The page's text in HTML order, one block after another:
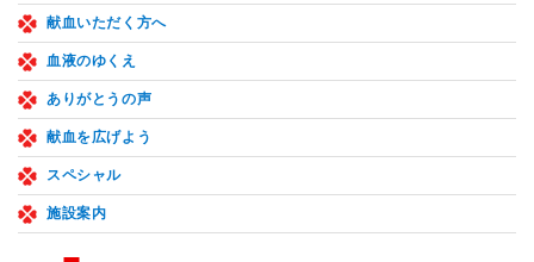
献血いただく方へ
血液のゆくえ
ありがとうの声
献血を広げよう
スペシャル
施設案内